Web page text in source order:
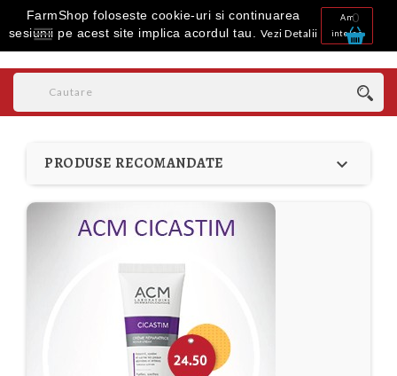

0
PRODUSE RECOMANDATE 
FarmShop foloseste cookie-uri si continuarea
sesiunii pe acest site implica acordul tau. Vezi Detalii
Am
inteles